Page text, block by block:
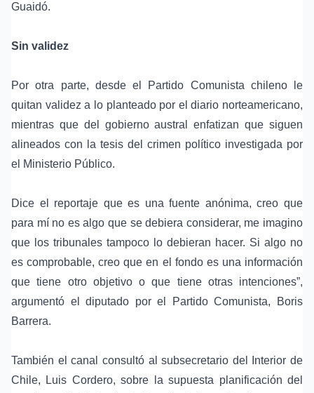
Guaidó.
Sin validez
Por otra parte, desde el Partido Comunista chileno le
quitan validez a lo planteado por el diario norteamericano,
mientras que del gobierno austral enfatizan que siguen
alineados con la tesis del crimen político investigada por
el Ministerio Público.
Dice el reportaje que es una fuente anónima, creo que
para mí no es algo que se debiera considerar, me imagino
que los tribunales tampoco lo debieran hacer. Si algo no
es comprobable, creo que en el fondo es una información
que tiene otro objetivo o que tiene otras intenciones”,
argumentó el diputado por el Partido Comunista, Boris
Barrera.
También el canal consultó al subsecretario del Interior de
Chile, Luis Cordero, sobre la supuesta planificación del